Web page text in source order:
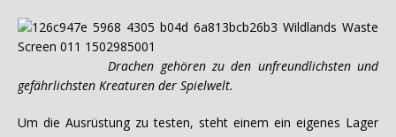
Drachen gehören zu den unfreundlichsten und
gefährlichsten Kreaturen der Spielwelt.
Um die Ausrüstung zu testen, steht einem ein eigenes Lager